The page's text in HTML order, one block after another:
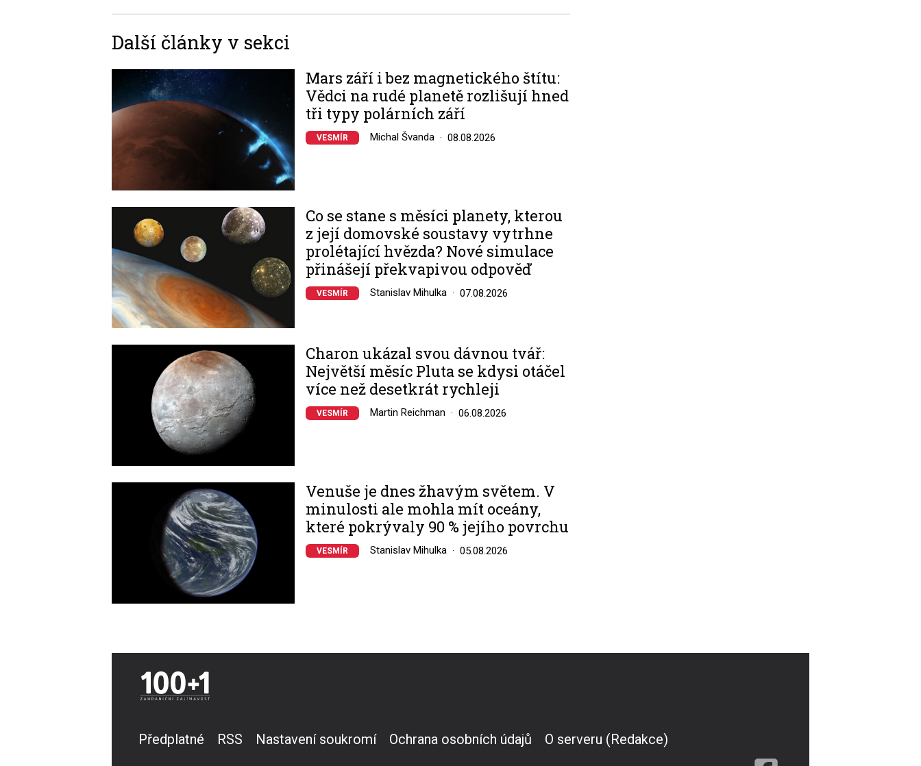
Další články v sekci
Image
Mars září i bez magnetického štítu:
Vědci na rudé planetě rozlišují hned
tři typy polárních září
VESMÍR Michal Švanda 08.08.2026
Co se stane s měsíci planety, kterou
z její domovské soustavy vytrhne
prolétající hvězda? Nové simulace
přinášejí překvapivou odpověď
VESMÍR Stanislav Mihulka 07.08.2026
Charon ukázal svou dávnou tvář:
Největší měsíc Pluta se kdysi otáčel
více než desetkrát rychleji
VESMÍR Martin Reichman 06.08.2026
Venuše je dnes žhavým světem. V
minulosti ale mohla mít oceány,
které pokrývaly 90 % jejího povrchu
VESMÍR Stanislav Mihulka 05.08.2026
Předplatné RSS Nastavení soukromí Ochrana osobních údajů O serveru (Redakce)